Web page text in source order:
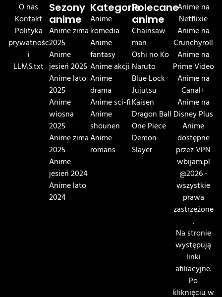
O nas
Kontakt
Polityka
prywatnośc
i
LLMS.txt
Sezony
anime
Anime zima
2025
Anime
jesień 2025
Anime lato
2025
Anime
wiosna
2025
Anime zima
2025
Anime
jesień 2024
Anime lato
2024
Kategorie
Anime
komedia
Anime
fantasy
Anime akcji
Anime
drama
Anime sci-fi
Anime
shounen
Anime
romans
Polecane
anime
Chainsaw
man
Oshi no Ko
Naruto
Blue Lock
Jujutsu
Kaisen
Dragon Ball
One Piece
Demon
Slayer
Anime na
Netflixie
Anime na
Crunchyroll
Anime na
Prime Video
Anime na
Canal+
Anime na
Disney Plus
Anime
dostępne
przez VPN
wbijam.pl
@2026 -
wszystkie
prawa
zastrzeżone
.
Na stronie
występują
linki
afiliacyjne.
Po
kliknięciu w